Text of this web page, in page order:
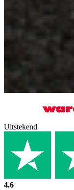
Uitstekend
4.6